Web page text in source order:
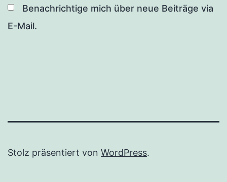
Benachrichtige mich über neue Beiträge via
E-Mail.
Stolz präsentiert von WordPress.